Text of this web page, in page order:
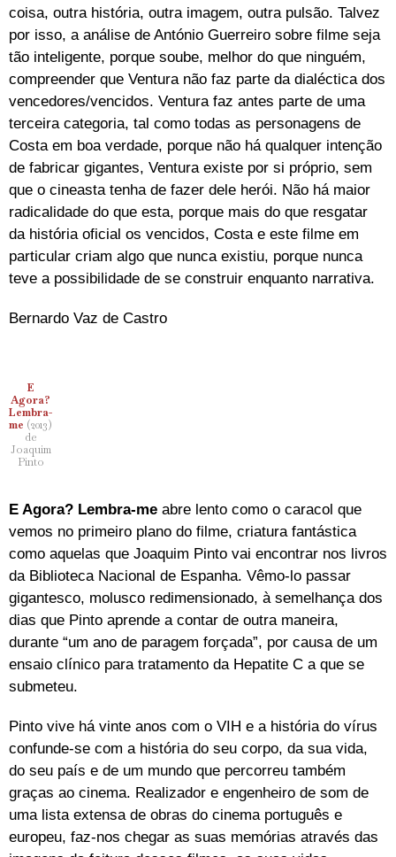
coisa, outra história, outra imagem, outra pulsão. Talvez
por isso, a análise de António Guerreiro sobre filme seja
tão inteligente, porque soube, melhor do que ninguém,
compreender que Ventura não faz parte da dialéctica dos
vencedores/vencidos. Ventura faz antes parte de uma
terceira categoria, tal como todas as personagens de
Costa em boa verdade, porque não há qualquer intenção
de fabricar gigantes, Ventura existe por si próprio, sem
que o cineasta tenha de fazer dele herói. Não há maior
radicalidade do que esta, porque mais do que resgatar
da história oficial os vencidos, Costa e este filme em
particular criam algo que nunca existiu, porque nunca
teve a possibilidade de se construir enquanto narrativa.
Bernardo Vaz de Castro
E
Agora?
Lembra-
me (2013)
de
Joaquim
Pinto
E Agora? Lembra-me abre lento como o caracol que
vemos no primeiro plano do filme, criatura fantástica
como aquelas que Joaquim Pinto vai encontrar nos livros
da Biblioteca Nacional de Espanha. Vêmo-lo passar
gigantesco, molusco redimensionado, à semelhança dos
dias que Pinto aprende a contar de outra maneira,
durante “um ano de paragem forçada”, por causa de um
ensaio clínico para tratamento da Hepatite C a que se
submeteu.
Pinto vive há vinte anos com o VIH e a história do vírus
confunde-se com a história do seu corpo, da sua vida,
do seu país e de um mundo que percorreu também
graças ao cinema. Realizador e engenheiro de som de
uma lista extensa de obras do cinema português e
europeu, faz-nos chegar as suas memórias através das